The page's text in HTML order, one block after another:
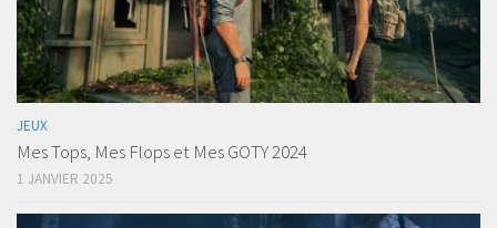
JEUX
Mes Tops, Mes Flops et Mes GOTY 2024
1 JANVIER 2025